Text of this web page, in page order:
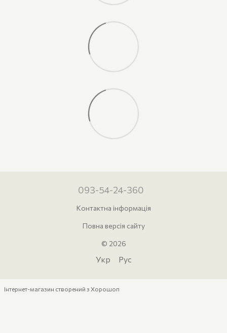
093-54-24-360
Контактна інформація
Повна версія сайту
© 2026
Укр Рус
Інтернет-магазин створений з Хорошоп